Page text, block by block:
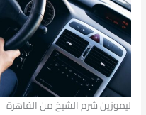
ليموزين شرم الشيخ من القاهرة